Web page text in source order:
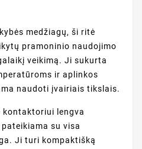
medžiagų, ši ritė
pramoninio naudojimo
veikimą. Ji sukurta
ir aplinkos
naudoti įvairiais tikslais.
kontaktoriui lengva
su visa
Ji turi kompaktišką